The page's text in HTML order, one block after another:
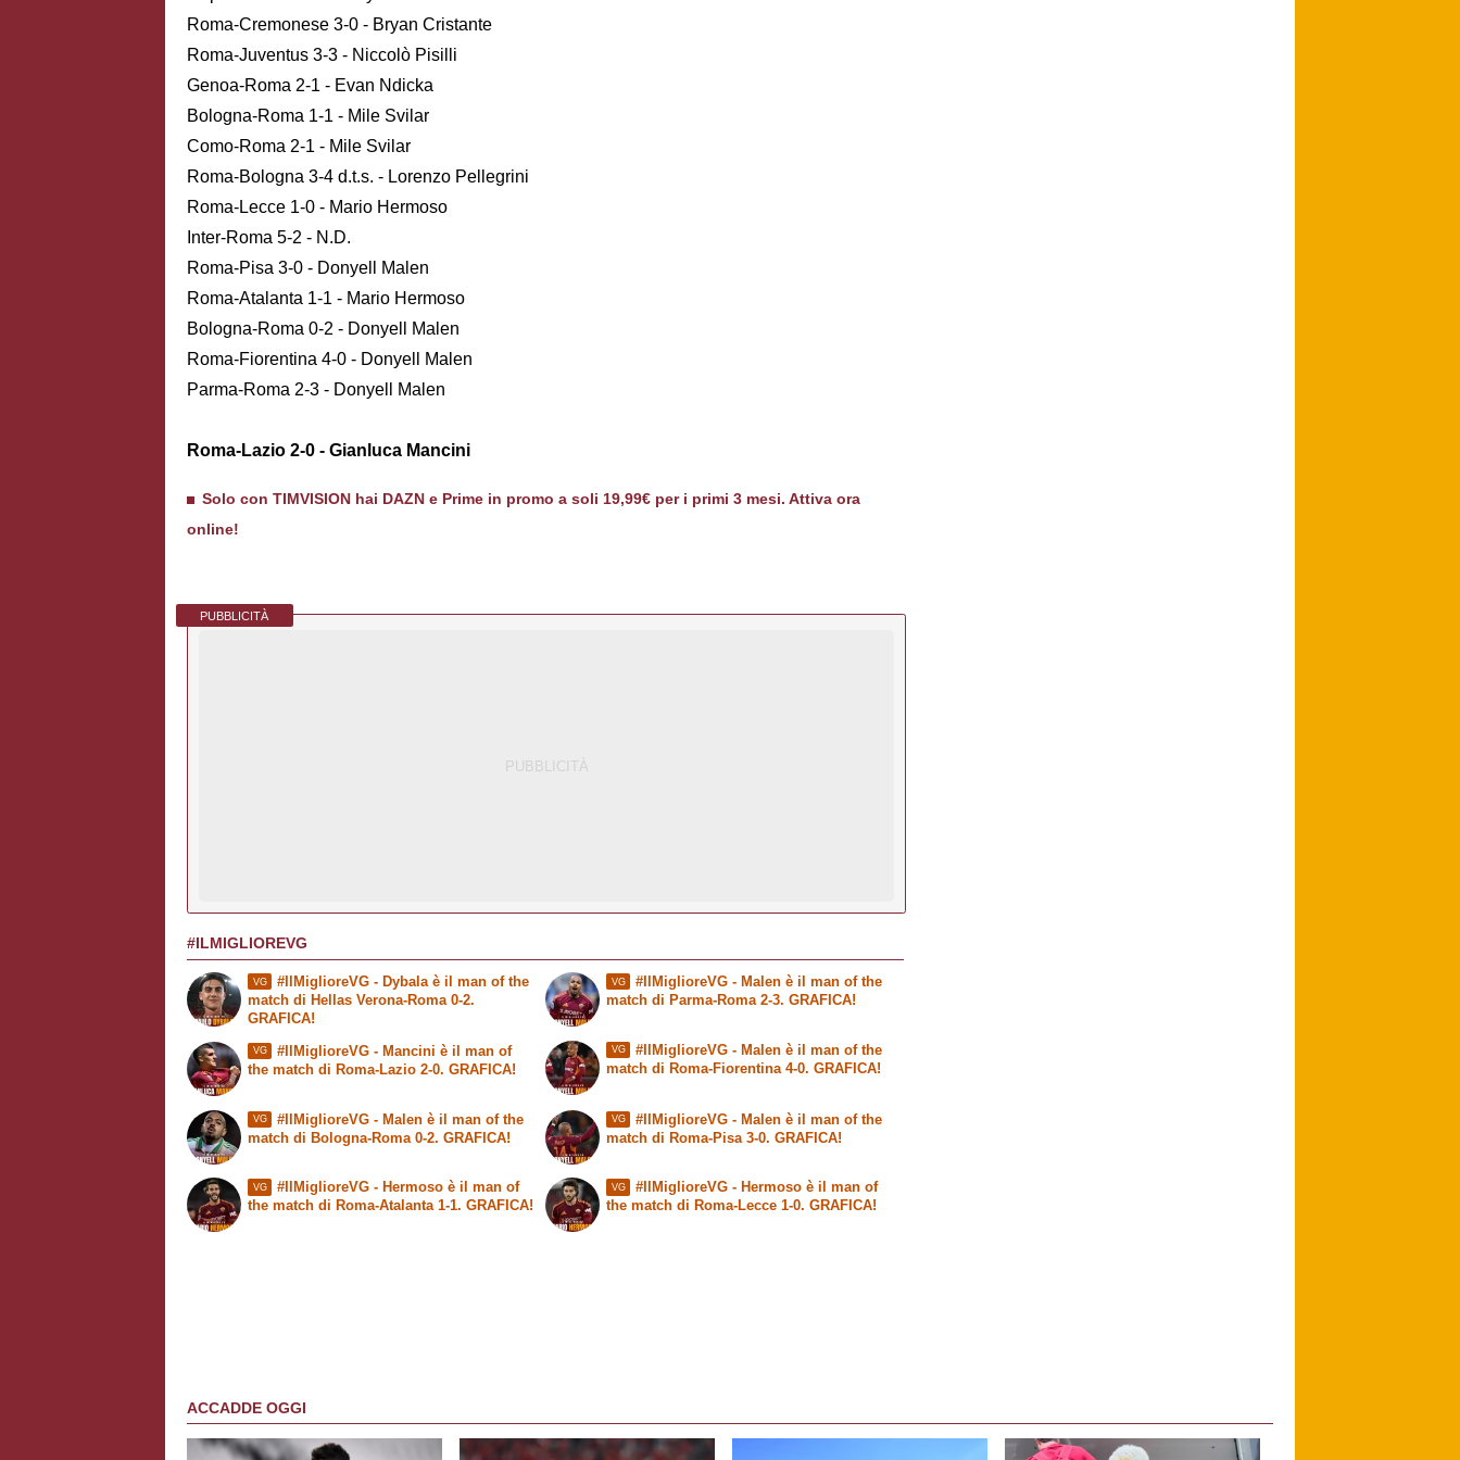
Roma-Cremonese 3-0 - Bryan Cristante
Roma-Juventus 3-3 - Niccolò Pisilli
Genoa-Roma 2-1 - Evan Ndicka
Bologna-Roma 1-1 - Mile Svilar
Como-Roma 2-1 - Mile Svilar
Roma-Bologna 3-4 d.t.s. - Lorenzo Pellegrini
Roma-Lecce 1-0 - Mario Hermoso
Inter-Roma 5-2 - N.D.
Roma-Pisa 3-0 - Donyell Malen
Roma-Atalanta 1-1 - Mario Hermoso
Bologna-Roma 0-2 - Donyell Malen
Roma-Fiorentina 4-0 - Donyell Malen
Parma-Roma 2-3 - Donyell Malen
Roma-Lazio 2-0 - Gianluca Mancini
Solo con TIMVISION hai DAZN e Prime in promo a soli 19,99€ per i primi 3 mesi. Attiva ora
online!
PUBBLICITÀ
#ILMIGLIOREVG
VG
#IlMiglioreVG - Dybala è il man of the
match di Hellas Verona-Roma 0-2.
GRAFICA!
VG
#IlMiglioreVG - Mancini è il man of
the match di Roma-Lazio 2-0. GRAFICA!
VG
#IlMiglioreVG - Malen è il man of the
match di Parma-Roma 2-3. GRAFICA!
VG
#IlMiglioreVG - Malen è il man of the
match di Roma-Fiorentina 4-0. GRAFICA!
VG
#IlMiglioreVG - Malen è il man of the
match di Bologna-Roma 0-2. GRAFICA!
VG
#IlMiglioreVG - Hermoso è il man of
the match di Roma-Atalanta 1-1. GRAFICA!
VG
#IlMiglioreVG - Malen è il man of the
match di Roma-Pisa 3-0. GRAFICA!
VG
#IlMiglioreVG - Hermoso è il man of
the match di Roma-Lecce 1-0. GRAFICA!
ACCADDE OGGI